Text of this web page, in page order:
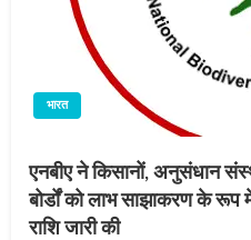
भारत
एनबीए ने किसानों, अनुसंधान
बोर्डों को लाभ साझाकरण के
राशि जारी की